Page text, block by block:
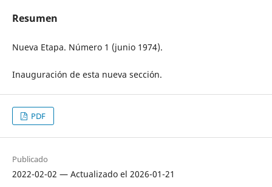
Resumen
Nueva Etapa. Número 1 (junio 1974).
Inauguración de esta nueva sección.
PDF
Publicado
2022-02-02 — Actualizado el 2026-01-21